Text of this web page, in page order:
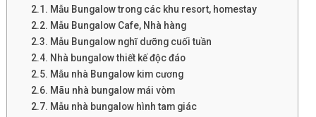
Mẫu Bungalow trong các khu resort, homestay
Mẫu Bungalow Cafe, Nhà hàng
Mẫu Bungalow nghĩ dưỡng cuối tuần
Nhà bungalow thiết kế độc đáo
Mẫu nhà Bungalow kim cương
Mãu nhà bungalow mái vòm
Mẫu nhà bungalow hình tam giác